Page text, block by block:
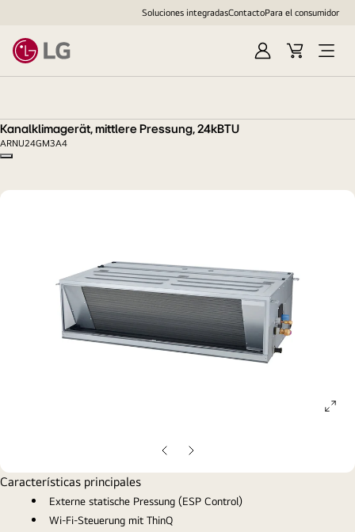
Soluciones integradasContactoPara el consumidor
Iniciar
sesión
Cesta
de
Abrir
menú
24kBTU
Kanalklimagerät, mittlere Pressung, 24kBTU
ARNU24GM3A4
Copy model name
Diapositiva
anterior
Diapositiva
siguiente
Características principales
Externe statische Pressung (ESP Control)
Wi-Fi-Steuerung mit ThinQ